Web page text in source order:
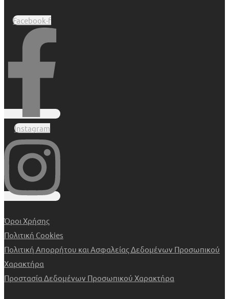
Facebook-f
Instagram
Όροι Χρήσης
Πολιτική Cookies
Πολιτική Απορρήτου και Ασφαλείας Δεδομένων Προσωπικού
Χαρακτήρα
Προστασία Δεδομένων Προσωπικού Χαρακτήρα